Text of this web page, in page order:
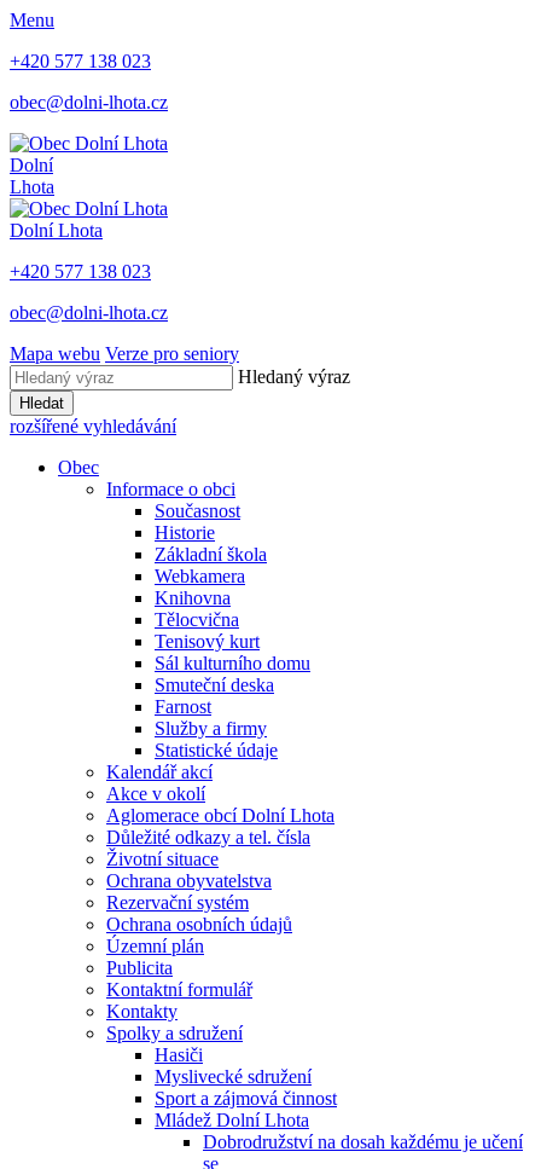
Menu
+420 577 138 023
obec@dolni-lhota.cz
Dolní
Lhota
Dolní Lhota
+420 577 138 023
obec@dolni-lhota.cz
Mapa webu Verze pro seniory
Hledaný výraz
Hledat
rozšířené vyhledávání
Obec
Informace o obci
Současnost
Historie
Základní škola
Webkamera
Knihovna
Tělocvična
Tenisový kurt
Sál kulturního domu
Smuteční deska
Farnost
Služby a firmy
Statistické údaje
Kalendář akcí
Akce v okolí
Aglomerace obcí Dolní Lhota
Důležité odkazy a tel. čísla
Životní situace
Ochrana obyvatelstva
Rezervační systém
Ochrana osobních údajů
Územní plán
Publicita
Kontaktní formulář
Kontakty
Spolky a sdružení
Hasiči
Myslivecké sdružení
Sport a zájmová činnost
Mládež Dolní Lhota
Dobrodružství na dosah každému je učení
se